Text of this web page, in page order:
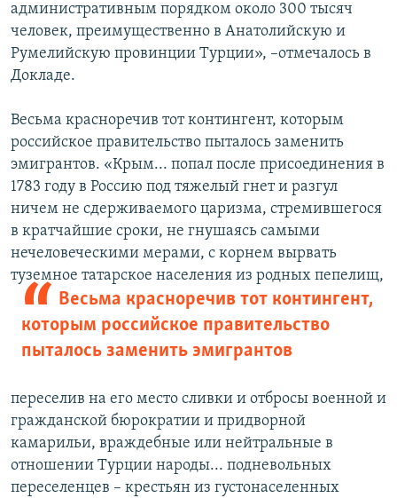
административным порядком около 300 тысяч
человек, преимущественно в Анатолийскую и
Румелийскую провинции Турции», –отмечалось в
Докладе.
Весьма красноречив тот контингент, которым
российское правительство пыталось заменить
эмигрантов. «Крым... попал после присоединения в
1783 году в Россию под тяжелый гнет и разгул
ничем не сдерживаемого царизма, стремившегося
в кратчайшие сроки, не гнушаясь самыми
нечеловеческими мерами, с корнем вырвать
туземное татарское населения из родных пепелищ,
Весьма красноречив тот контингент,
которым российское правительство
пыталось заменить эмигрантов
переселив на его место сливки и отбросы военной и
гражданской бюрократии и придворной
камарильи, враждебные или нейтральные в
отношении Турции народы... подневольных
переселенцев – крестьян из густонаселенных